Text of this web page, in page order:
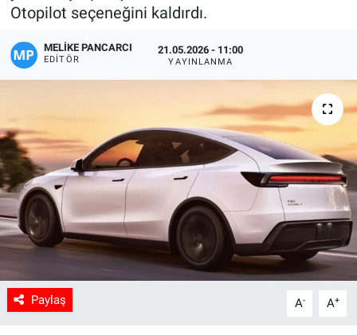
Otopilot seçeneğini kaldırdı.
MELIKE PANCARCI
EDITÖR
21.05.2026 - 11:00
YAYINLANMA
Paylaş A- A+
Son Dakika
Spor